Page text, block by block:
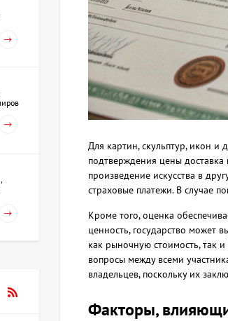
Для картин, скульптур, икон и
подтверждения цены доставка
произведение искусства в
страховые платежи. В случае
Кроме того, оценка
ценность, государство может
как рыночную стоимость, так
вопросы между всеми
владельцев, поскольку их
Факторы,